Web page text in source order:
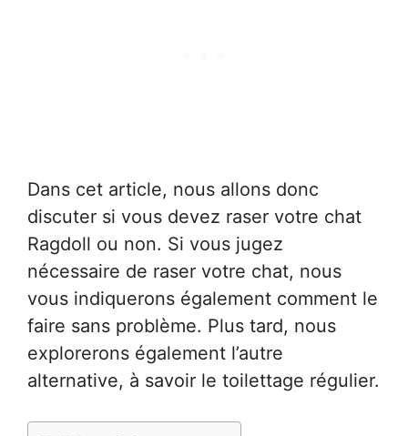
Dans cet article, nous allons donc
discuter si vous devez raser votre chat
Ragdoll ou non. Si vous jugez
nécessaire de raser votre chat, nous
vous indiquerons également comment le
faire sans problème. Plus tard, nous
explorerons également l’autre
alternative, à savoir le toilettage régulier.